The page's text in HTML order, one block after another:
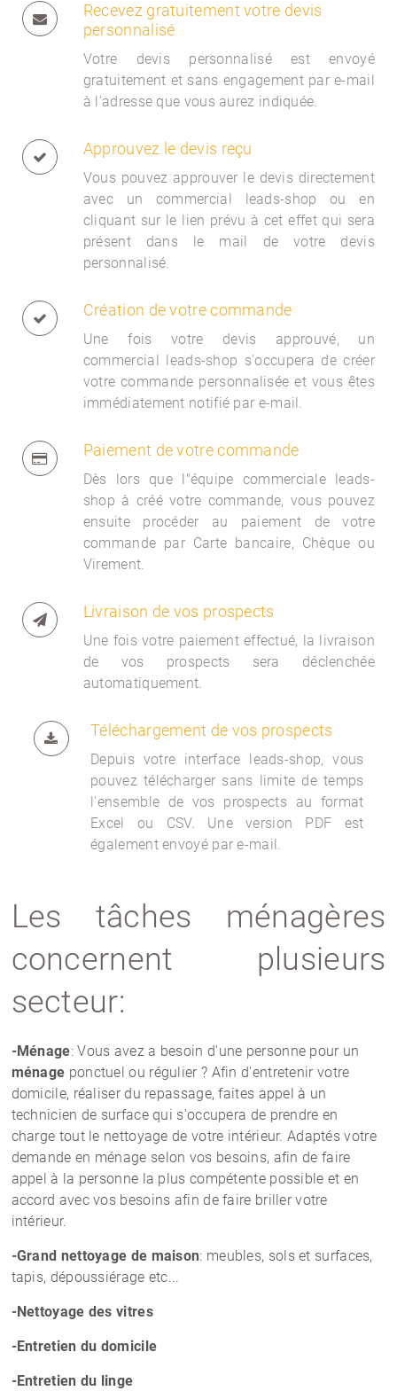
Recevez gratuitement votre devis
personnalisé
Votre devis personnalisé est envoyé
gratuitement et sans engagement par e-mail
à l'adresse que vous aurez indiquée.
Approuvez le devis reçu
Vous pouvez approuver le devis directement
avec un commercial leads-shop ou en
cliquant sur le lien prévu à cet effet qui sera
présent dans le mail de votre devis
personnalisé.
Création de votre commande
Une fois votre devis approuvé, un
commercial leads-shop s'occupera de créer
votre commande personnalisée et vous êtes
immédiatement notifié par e-mail.
Paiement de votre commande
Dès lors que l"équipe commerciale leads-
shop à créé votre commande, vous pouvez
ensuite procéder au paiement de votre
commande par Carte bancaire, Chèque ou
Virement.
Livraison de vos prospects
Une fois votre paiement effectué, la livraison
de vos prospects sera déclenchée
automatiquement.
Téléchargement de vos prospects
Depuis votre interface leads-shop, vous
pouvez télécharger sans limite de temps
l'ensemble de vos prospects au format
Excel ou CSV. Une version PDF est
également envoyé par e-mail.
Les tâches ménagères
concernent plusieurs
secteur:
-Ménage: Vous avez a besoin d'une personne pour un
ménage ponctuel ou régulier ? Afin d'entretenir votre
domicile, réaliser du repassage, faites appel à un
technicien de surface qui s'occupera de prendre en
charge tout le nettoyage de votre intérieur. Adaptés votre
demande en ménage selon vos besoins, afin de faire
appel à la personne la plus compétente possible et en
accord avec vos besoins afin de faire briller votre
intérieur.
-Grand nettoyage de maison: meubles, sols et surfaces,
tapis, dépoussiérage etc...
-Nettoyage des vitres
-Entretien du domicile
-Entretien du linge